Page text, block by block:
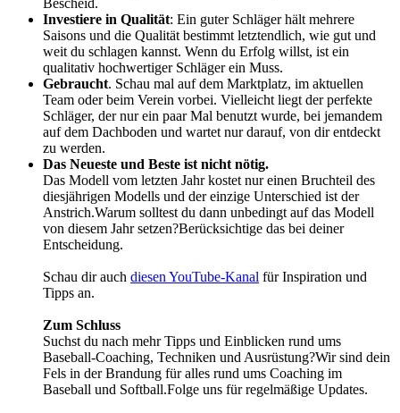
Bescheid.
Investiere in Qualität: Ein guter Schläger hält mehrere
Saisons und die Qualität bestimmt letztendlich, wie gut und
weit du schlagen kannst. Wenn du Erfolg willst, ist ein
qualitativ hochwertiger Schläger ein Muss.
Gebraucht. Schau mal auf dem Marktplatz, im aktuellen
Team oder beim Verein vorbei. Vielleicht liegt der perfekte
Schläger, der nur ein paar Mal benutzt wurde, bei jemandem
auf dem Dachboden und wartet nur darauf, von dir entdeckt
zu werden.
Das Neueste und Beste ist nicht nötig.
Das Modell vom letzten Jahr kostet nur einen Bruchteil des
diesjährigen Modells und der einzige Unterschied ist der
Anstrich.Warum solltest du dann unbedingt auf das Modell
von diesem Jahr setzen?Berücksichtige das bei deiner
Entscheidung.
Schau dir auch diesen YouTube-Kanal für Inspiration und
Tipps an.
Zum Schluss
Suchst du nach mehr Tipps und Einblicken rund ums
Baseball-Coaching, Techniken und Ausrüstung?Wir sind dein
Fels in der Brandung für alles rund ums Coaching im
Baseball und Softball.Folge uns für regelmäßige Updates.